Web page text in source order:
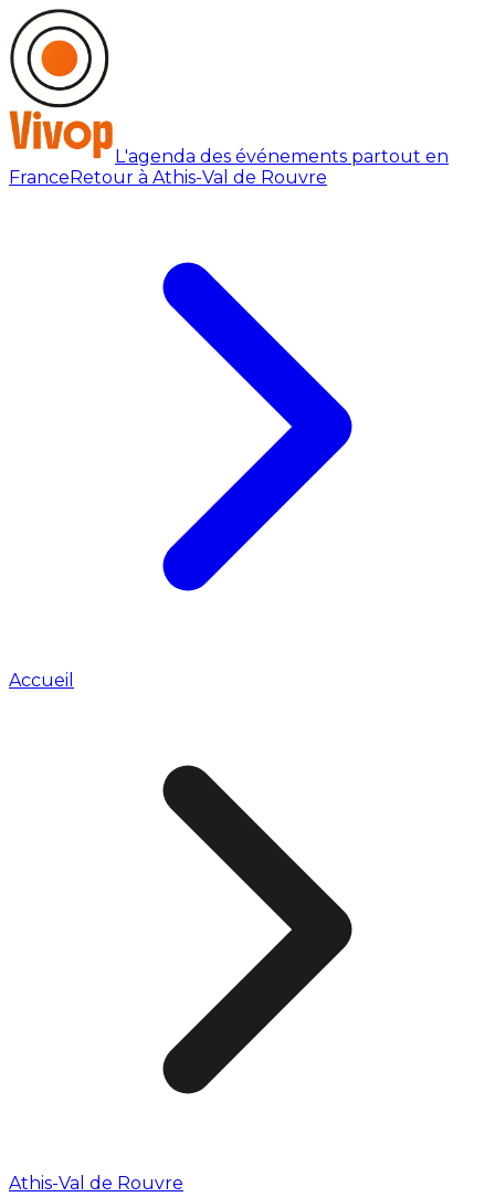
L'agenda des événements partout en
FranceRetour à Athis-Val de Rouvre
Accueil
Athis-Val de Rouvre